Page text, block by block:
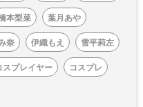
本梨菜
葉月あや
奈 伊織もえ
雪平莉左
スプレイヤー
コスプレ